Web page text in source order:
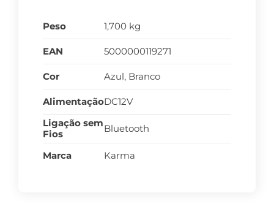
Peso 1,700 kg
EAN 5000000119271
Cor Azul, Branco
AlimentaçãoDC12V
Ligação sem
Fios
Bluetooth
Marca Karma